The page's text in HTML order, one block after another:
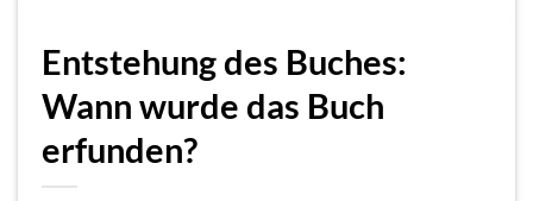
Entstehung des Buches:
Wann wurde das Buch
erfunden?